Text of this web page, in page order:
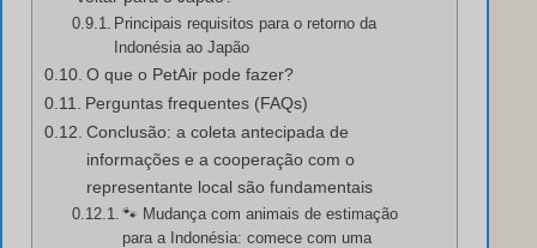
Principais requisitos para o retorno da
Indonésia ao Japão
O que o PetAir pode fazer?
Perguntas frequentes (FAQs)
Conclusão: a coleta antecipada de
informações e a cooperação com o
representante local são fundamentais
🐾 Mudança com animais de estimação
para a Indonésia: comece com uma